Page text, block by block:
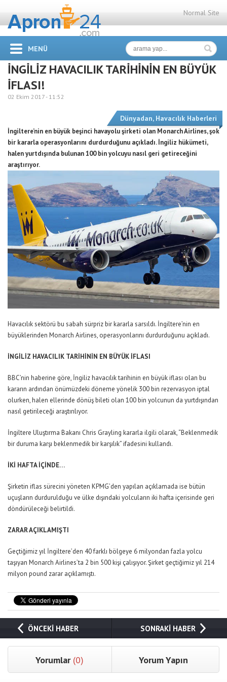
Normal Site
MENÜ
İNGİLİZ HAVACILIK TARİHİNİN EN BÜYÜK
İFLASI!
02 Ekim 2017 - 11:52
Dünyadan, Havacılık Haberleri
İngiltere’nin en büyük beşinci havayolu şirketi olan Monarch Airlines, şok
bir kararla operasyonlarını durdurduğunu açıkladı. İngiliz hükümeti,
halen yurtdışında bulunan 100 bin yolcuyu nasıl geri getireceğini
araştırıyor.
Havacılık sektörü bu sabah sürpriz bir kararla sarsıldı. İngiltere’nin en
büyüklerinden Monarch Airlines, operasyonlarını durdurduğunu açıkladı.
İNGİLİZ HAVACILIK TARİHİNİN EN BÜYÜK İFLASI
BBC’nin haberine göre, İngiliz havacılık tarihinin en büyük iflası olan bu
kararın ardından önümüzdeki döneme yönelik 300 bin rezervasyon iptal
olurken, halen ellerinde dönüş bileti olan 100 bin yolcunun da yurtdışından
nasıl getirileceği araştırılıyor.
İngiltere Uluştırma Bakanı Chris Grayling kararla ilgili olarak, “Beklenmedik
bir duruma karşı beklenmedik bir karşılık” ifadesini kullandı.
İKİ HAFTA İÇİNDE…
Şirketin iflas sürecini yöneten KPMG’den yapılan açıklamada ise bütün
uçuşların durdurulduğu ve ülke dışındaki yolcuların iki hafta içerisinde geri
döndürüleceği belirtildi.
ZARAR AÇIKLAMIŞTI
Geçtiğimiz yıl İngiltere’den 40 farklı bölgeye 6 milyondan fazla yolcu
taşıyan Monarch Airlines’ta 2 bin 500 kişi çalışıyor. Şirket geçtiğimiz yıl 214
milyon pound zarar açıklamıştı.
ÖNCEKİ HABER SONRAKİ HABER
Yorumlar (0) Yorum Yapın